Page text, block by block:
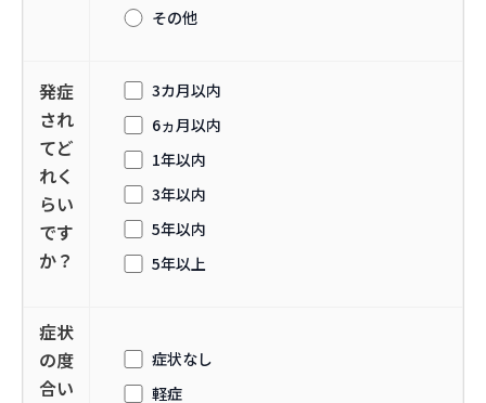
その他
発症
され
てど
れく
らい
です
か？
3カ月以内
6ヵ月以内
1年以内
3年以内
5年以内
5年以上
症状
の度
合い
症状なし
軽症